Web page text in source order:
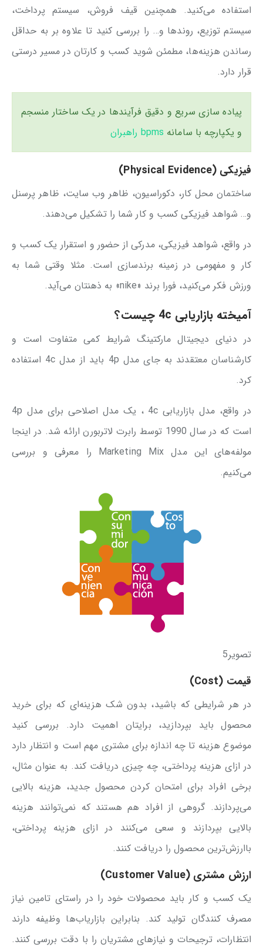
استفاده می‌کنید. همچنین قیف فروش، سیستم پرداخت،
سیستم توزیع، روندها و… را بررسی کنید تا علاوه بر به حداقل
رساندن هزینه‌ها، مطمئن شوید کسب و کارتان در مسیر درستی
قرار دارد.
پیاده سازی سریع و دقیق فرآیندها در یک ساختار منسجم
و یکپارچه با سامانه bpms راهبران
فیزیکی (Physical Evidence)
ساختمان محل کار، دکوراسیون، ظاهر وب سایت، ظاهر پرسنل
و… شواهد فیزیکی کسب و کار شما را تشکیل می‌دهند.
در واقع، شواهد فیزیکی، مدرکی از حضور و استقرار یک کسب و
کار و مفهومی در زمینه برندسازی است. مثلا وقتی شما به
ورزش فکر می‌کنید، فورا برند «nike» به ذهنتان می‌آید.
آمیخته بازاریابی 4c چیست؟
در دنیای دیجیتال مارکتینگ شرایط کمی متفاوت است و
کارشناسان معتقدند به جای مدل 4p باید از مدل 4c استفاده
کرد.
در واقع، مدل بازاریابی 4c ، یک مدل اصلاحی برای مدل 4p
است که در سال 1990 توسط رابرت لاتربورن ارائه شد. در اینجا
مولفه‌های این مدل Marketing Mix را معرفی و بررسی
می‌کنیم.
تصویر5
قیمت (Cost)
در هر شرایطی که باشید، بدون شک هزینه‌ای که برای خرید
محصول باید بپردازید، برایتان اهمیت دارد. بررسی کنید
موضوع هزینه تا چه اندازه برای مشتری مهم است و انتظار دارد
در ازای هزینه‌ پرداختی، چه چیزی دریافت کند. به عنوان مثال،
برخی افراد برای امتحان کردن محصول جدید، هزینه بالایی
می‌پردازند. گروهی از افراد هم هستند که نمی‌توانند هزینه
بالایی بپردازند و سعی می‌کنند در ازای هزینه پرداختی،
باارزش‌ترین محصول را دریافت کنند.
ارزش مشتری (Customer Value)
یک کسب و کار باید محصولات خود را در راستای تامین نیاز
مصرف کنندگان تولید کند. بنابراین بازاریاب‌ها وظیفه دارند
انتظارات، ترجیحات و نیازهای مشتریان را با دقت بررسی کنند.